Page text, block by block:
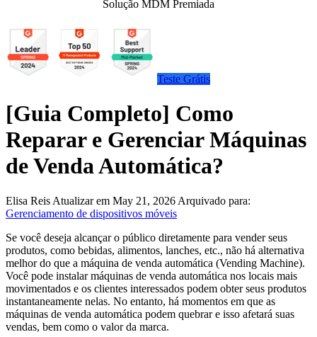
Solução MDM Premiada
Teste Grátis
[Guia Completo] Como
Reparar e Gerenciar Máquinas
de Venda Automática?
Elisa Reis Atualizar em May 21, 2026 Arquivado para:
Gerenciamento de dispositivos móveis
Se você deseja alcançar o público diretamente para vender seus
produtos, como bebidas, alimentos, lanches, etc., não há alternativa
melhor do que a máquina de venda automática (Vending Machine).
Você pode instalar máquinas de venda automática nos locais mais
movimentados e os clientes interessados podem obter seus produtos
instantaneamente nelas. No entanto, há momentos em que as
máquinas de venda automática podem quebrar e isso afetará suas
vendas, bem como o valor da marca.